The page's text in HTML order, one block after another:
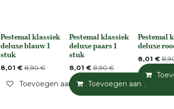
Niet op voorraad
Pestemal klassiek
deluxe blauw 1
stuk
8,01 €8,90€
Toevoegen aan verlanglijst
None
Pestemal klassiek
deluxe paars 1
stuk
8,01 €8,90€
Toevoegen aan
None
Pestemal
deluxe
8,01 €